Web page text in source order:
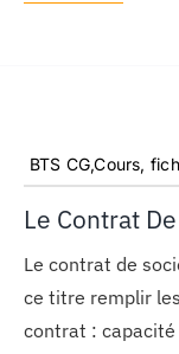
BTS CG,Cours,
Le Contrat
Le contrat de
ce titre remplir
contrat : capacité